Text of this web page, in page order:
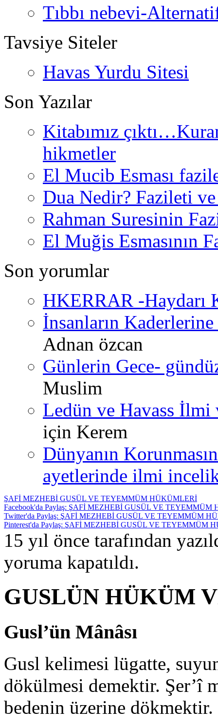
Tıbbı nebevi-
Tavsiye Siteler
Havas Yurdu Sitesi
Son Yazılar
Kitabımız
hikmetler
El Mucib Esması
Dua Nedir? Fazileti
Rahman Suresinin
El Muğis Esmasının
Son yorumlar
HKERRAR -Haydarı
İnsanların
Adnan özcan
Günlerin Gece-
Muslim
Ledün ve Havass İlmi
için Kerem
Dünyanın
ayetlerinde ilmi
ŞAFİ MEZHEBİ GUSÜL VE TEYEMMÜM HÜKÜMLERİ
Facebook'da Paylaş: ŞAFİ MEZHEBİ GUSÜL VE TEYEMMÜM
Twitter'da Paylaş: ŞAFİ MEZHEBİ GUSÜL VE TEYEMMÜM
Pinterest'da Paylaş: ŞAFİ MEZHEBİ GUSÜL VE TEYEMMÜM
15 yıl önce tarafından
yoruma kapatıldı.
GUSLÜN HÜKÜM
Gusl’ün Mânâsı
Gusl kelimesi lügatte,
dökülmesi demektir. Şer’î
bedenin üzerine dök­mektir.